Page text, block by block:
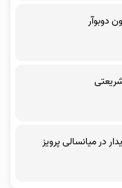
دوبوآر
در میانسالی پرویز